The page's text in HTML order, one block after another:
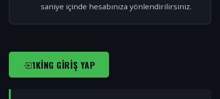
saniye içinde hesabınıza yönlendirilirsiniz.
1KING GIRIŞ YAP